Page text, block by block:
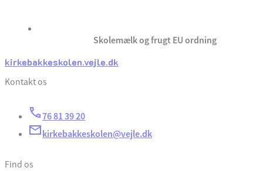
Skolemælk og frugt EU ordning
kirkebakkeskolen.vejle.dk
Kontakt os
76 81 39 20
kirkebakkeskolen@vejle.dk
Find os